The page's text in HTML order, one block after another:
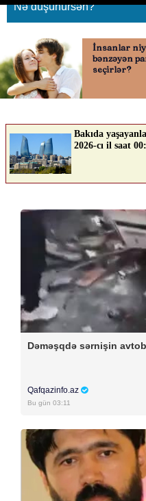
Nə düşünürsən?
Dəməşqdə sərnişin
Qafqazinfo.az
Bu gün 03:11